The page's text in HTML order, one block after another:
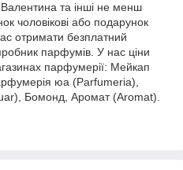
та інші не менш
чоловікові або подарунок
отримати безплатний
парфумів. У нас ціни
парфумерії: Мейкап
юа (Parfumeria),
Бомонд, Аромат (Aromat).